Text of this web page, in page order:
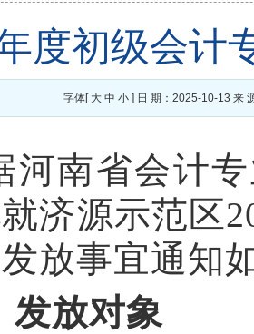
度初级会计
字体[ 大 中 小] 日 期：2025-10-13 来
河南省会计
济源示范区
放事宜通知
发放对象